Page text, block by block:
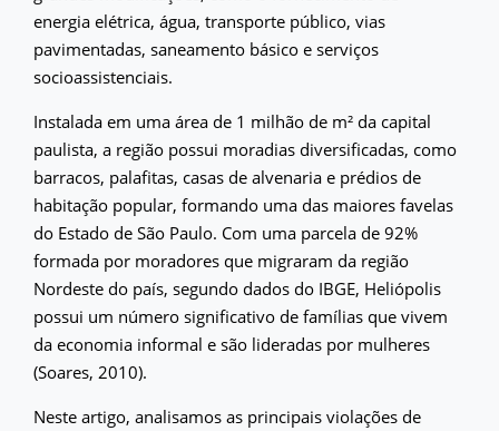
energia elétrica, água, transporte público, vias
pavimentadas, saneamento básico e serviços
socioassistenciais.
Instalada em uma área de 1 milhão de m² da capital
paulista, a região possui moradias diversificadas, como
barracos, palafitas, casas de alvenaria e prédios de
habitação popular, formando uma das maiores favelas
do Estado de São Paulo. Com uma parcela de 92%
formada por moradores que migraram da região
Nordeste do país, segundo dados do IBGE, Heliópolis
possui um número significativo de famílias que vivem
da economia informal e são lideradas por mulheres
(Soares, 2010).
Neste artigo, analisamos as principais violações de